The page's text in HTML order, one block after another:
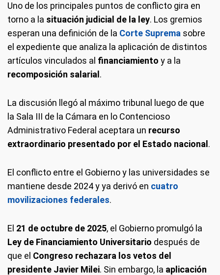
Uno de los principales puntos de conflicto gira en
torno a la situación judicial de la ley. Los gremios
esperan una definición de la Corte Suprema sobre
el expediente que analiza la aplicación de distintos
artículos vinculados al financiamiento y a la
recomposición salarial .
La discusión llegó al máximo tribunal luego de que
la Sala III de la Cámara en lo Contencioso
Administrativo Federal aceptara un recurso
extraordinario presentado por el Estado nacional .
El conflicto entre el Gobierno y las universidades se
mantiene desde 2024 y ya derivó en cuatro
movilizaciones federales.
El 21 de octubre de 2025, el Gobierno promulgó la
Ley de Financiamiento Universitario después de
que el Congreso rechazara los vetos del
presidente Javier Milei. Sin embargo, la aplicación